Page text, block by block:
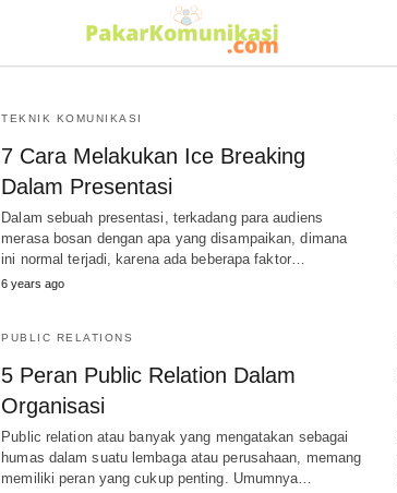
TEKNIK KOMUNIKASI
7 Cara Melakukan Ice Breaking
Dalam Presentasi
Dalam sebuah presentasi, terkadang para audiens
merasa bosan dengan apa yang disampaikan, dimana
ini normal terjadi, karena ada beberapa faktor…
6 years ago
PUBLIC RELATIONS
5 Peran Public Relation Dalam
Organisasi
Public relation atau banyak yang mengatakan sebagai
humas dalam suatu lembaga atau perusahaan, memang
memiliki peran yang cukup penting. Umumnya…